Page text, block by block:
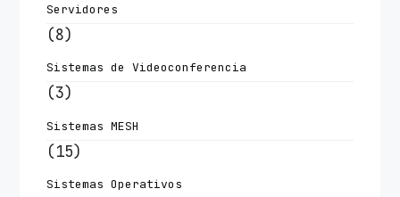
Servidores
(8)
Sistemas de Videoconferencia
(3)
Sistemas MESH
(15)
Sistemas Operativos